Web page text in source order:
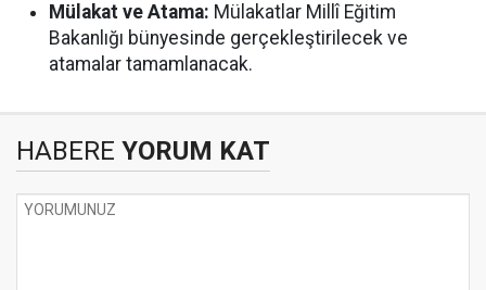
Mülakat ve Atama: Mülakatlar Millî Eğitim
Bakanlığı bünyesinde gerçekleştirilecek ve
atamalar tamamlanacak.
HABERE YORUM KAT